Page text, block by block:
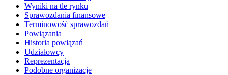
Wyniki na tle rynku
Sprawozdania finansowe
Terminowość sprawozdań
Powiązania
Historia powiązań
Udziałowcy
Reprezentacja
Podobne organizacje